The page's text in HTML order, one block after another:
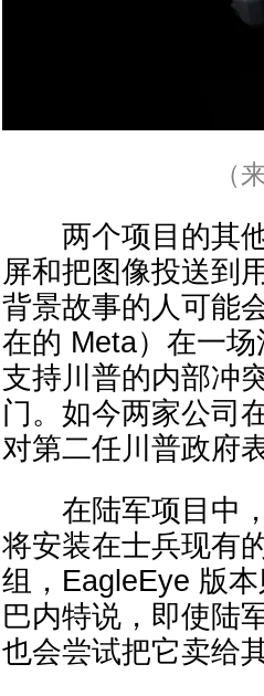
（来
两个项目的其他
屏和把图像投送到
背景故事的人可能
在的 Meta）在一
支持川普的内部冲
门。如今两家公司
对第二任川普政府
在陆军项目中，
将安装在士兵现有
组，EagleEye 版
巴内特说，即使陆
也会尝试把它卖给